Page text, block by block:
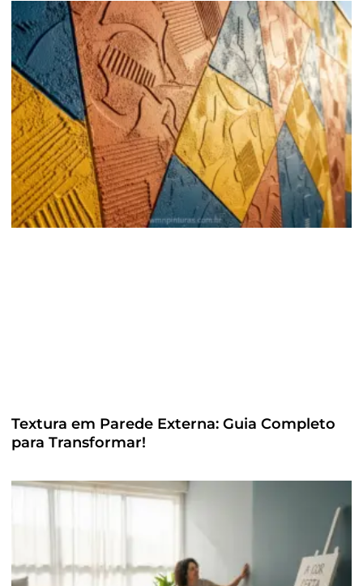
Textura em Parede Externa: Guia Completo
para Transformar!